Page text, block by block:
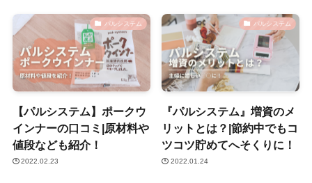
パルシステム
【パルシステム】ポークウ
インナーの口コミ|原材料や
値段なども紹介！
2022.02.23
パルシステム
『パルシステム』増資のメ
リットとは？|節約中でもコ
ツコツ貯めてへそくりに！
2022.01.24